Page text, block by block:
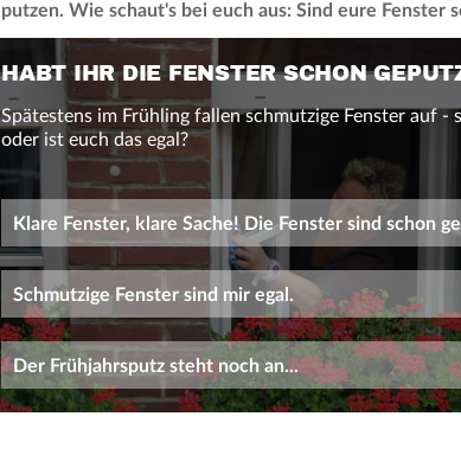
putzen. Wie schaut's bei euch aus: Sind eure Fenster
HABT IHR DIE FENSTER SCHON
Spätestens im Frühling fallen schmutzige Fenster auf -
oder ist euch das egal?
Klare Fenster, klare Sache! Die Fenster sind schon
Schmutzige Fenster sind mir egal.
Der Frühjahrsputz steht noch an...